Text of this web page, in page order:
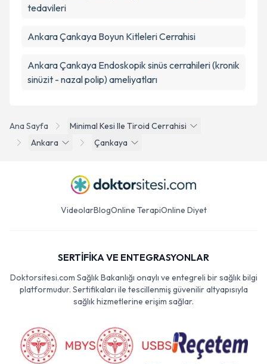
Ana Sayfa
Minimal Kesi Ile Tiroid Cerrahisi
Ankara
Çankaya
tedavileri
Ankara Çankaya Boyun Kitleleri Cerrahisi
Ankara Çankaya Endoskopik sinüs cerrahileri (kronik
sinüzit - nazal polip) ameliyatları
VideolarBlogOnline TerapiOnline Diyet
SERTİFİKA VE ENTEGRASYONLAR
Doktorsitesi.com Sağlık Bakanlığı onaylı ve entegreli bir sağlık bilgi
platformudur. Sertifikaları ile tescillenmiş güvenilir altyapısıyla
sağlık hizmetlerine erişim sağlar.